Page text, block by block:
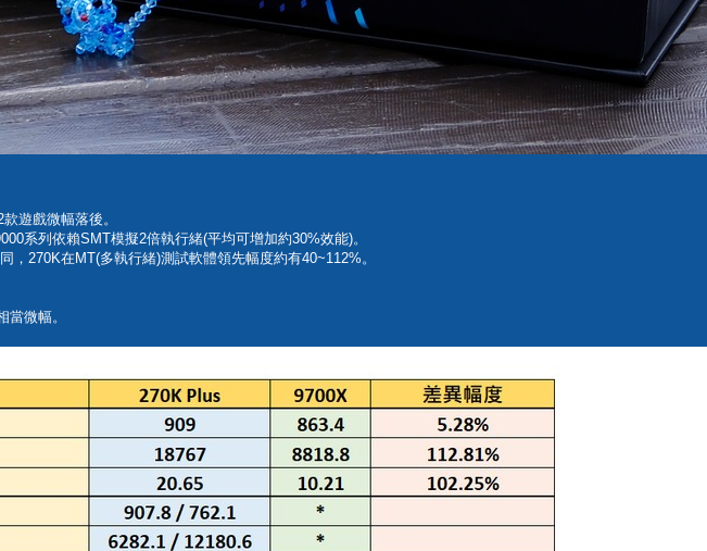
遊戲微幅落後。
系列依賴SMT模擬2倍執行緒(平均可增加約30%效能)。
270K在MT(多執行緒)測試軟體領先幅度約有40~112%。
微幅。